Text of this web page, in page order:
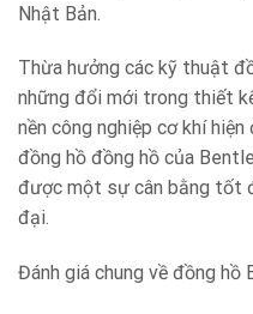
Nhật Bản.
Thừa hưởng các kỹ thuật
những đổi mới trong thiết
nền công nghiệp cơ khí
đồng hồ đồng hồ của
được một sự cân bằng tốt
đại.
Đánh giá chung về đồng hồ